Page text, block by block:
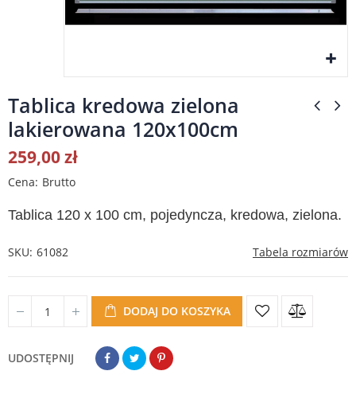
Tablica kredowa zielona
lakierowana 120x100cm
259,00 zł
Cena Brutto
Tablica 120 x 100 cm, pojedyncza, kredowa, zielona.
Tabela rozmiarów
SKU 61082
DODAJ DO KOSZYKA
UDOSTĘPNIJ